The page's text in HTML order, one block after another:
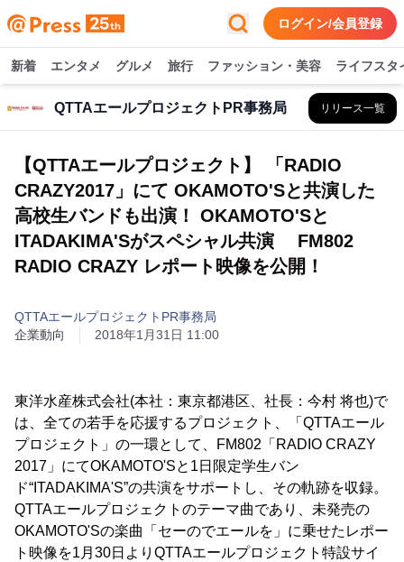
ログイン/会員登録
新着 エンタメ グルメ 旅行 ファッション・美容 ライフスタ
QTTAエールプロジェクトPR事務局 リリース一覧
【QTTAエールプロジェクト】 「RADIO
CRAZY2017」にて OKAMOTO'Sと共演した
高校生バンドも出演！ OKAMOTO'Sと
ITADAKIMA'Sがスペシャル共演 FM802
RADIO CRAZY レポート映像を公開！
QTTAエールプロジェクトPR事務局
企業動向
2018年1月31日 11:00
東洋水産株式会社(本社：東京都港区、社長：今村 将也)で
は、全ての若手を応援するプロジェクト、「QTTAエール
プロジェクト」の一環として、FM802「RADIO CRAZY
2017」にてOKAMOTO'Sと1日限定学生バン
ド“ITADAKIMA'S”の共演をサポートし、その軌跡を収録。
QTTAエールプロジェクトのテーマ曲であり、未発売の
OKAMOTO'Sの楽曲「セーのでエールを」に乗せたレポー
ト映像を1月30日よりQTTAエールプロジェクト特設サイ